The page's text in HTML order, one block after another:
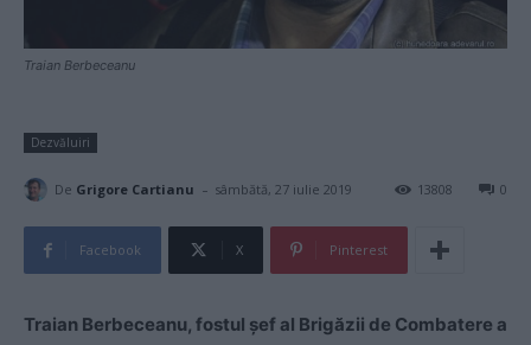
Traian Berbeceanu
Dezvăluiri
De Grigore Cartianu - sâmbătă, 27 iulie 2019 0
13808
Facebook X Pinterest
Traian Berbeceanu, fostul şef al Brigăzii de Combatere a